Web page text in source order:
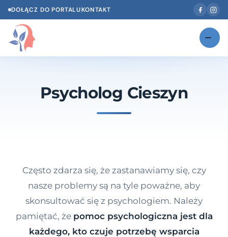
DOŁĄCZ DO PORTALUKONTAKT
NOWOŚĆ
Dawka wiedzy
Dla specjalistów
Psycholog Cieszyn
Często zdarza się, że zastanawiamy się, czy
nasze problemy są na tyle poważne, aby
skonsultować się z psychologiem. Należy
pamiętać, że pomoc psychologiczna jest dla
każdego, kto czuje potrzebę wsparcia